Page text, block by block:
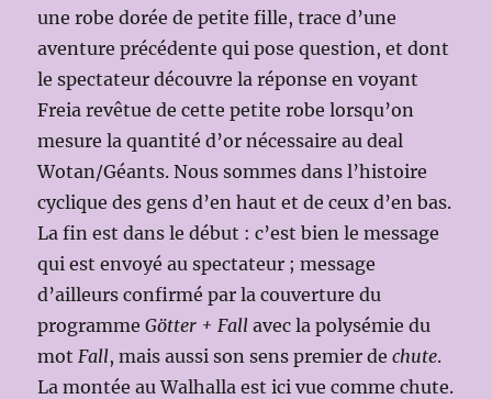
une robe dorée de petite fille, trace d’une
aventure précédente qui pose question, et dont
le spectateur découvre la réponse en voyant
Freia revêtue de cette petite robe lorsqu’on
mesure la quantité d’or nécessaire au deal
Wotan/Géants. Nous sommes dans l’histoire
cyclique des gens d’en haut et de ceux d’en bas.
La fin est dans le début : c’est bien le message
qui est envoyé au spectateur ; message
d’ailleurs confirmé par la couverture du
programmeGötter + Fall avec la polysémie du
motFall, mais aussi son sens premier dechute.
La montée au Walhalla est ici vue comme chute.